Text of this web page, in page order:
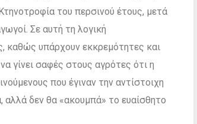
του περσινού έτους, µετά
Σε αυτή τη λογική
καθώς υπάρχουν εκκρεµότητες και
γίνει σαφές στους αγρότες ότι η
που έγιναν την αντίστοιχη
αλλά δεν θα «ακουµπά» το ευαίσθητο